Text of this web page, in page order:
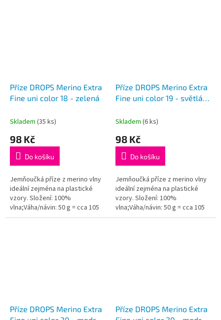
Příze DROPS Merino Extra
Fine uni color 18 - zelená
Skladem (35 ks)
98 Kč
Do košíku
Jemňoučká příze z merino vlny
ideální zejména na plastické
vzory. Složení: 100%
vlna;Váha/návin: 50 g = cca 105
metrů;Doporučená síla jehlic: 4
Příze DROPS Merino Extra
Fine uni color 19 - světlá
Skladem (6 ks)
98 Kč
Do košíku
Jemňoučká příze z merino vlny
ideální zejména na plastické
vzory. Složení: 100%
vlna;Váha/návin: 50 g = cca 105
metrů;Doporučená síla jehlic: 4
Příze DROPS Merino Extra
Příze DROPS Merino Extra